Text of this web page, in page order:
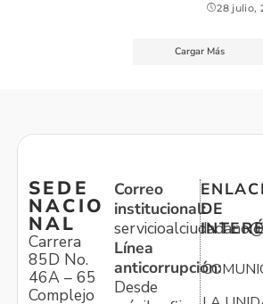
28 julio,
Cargar Más
SEDE
NACIO
NAL
Carrera
85D No.
46A – 65
Complejo
Correo
institucional:
Línea
anticorrupción:
Desde
DE